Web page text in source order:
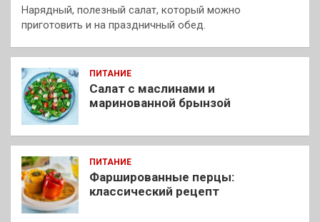
Нарядный, полезный салат, который можно
приготовить и на праздничный обед.
ПИТАНИЕ
Салат с маслинами и
маринованной брынзой
ПИТАНИЕ
Фаршированные перцы:
классический рецепт